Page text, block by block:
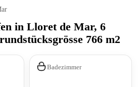
in Lloret de Mar, 6
766 m2
Badezimmer